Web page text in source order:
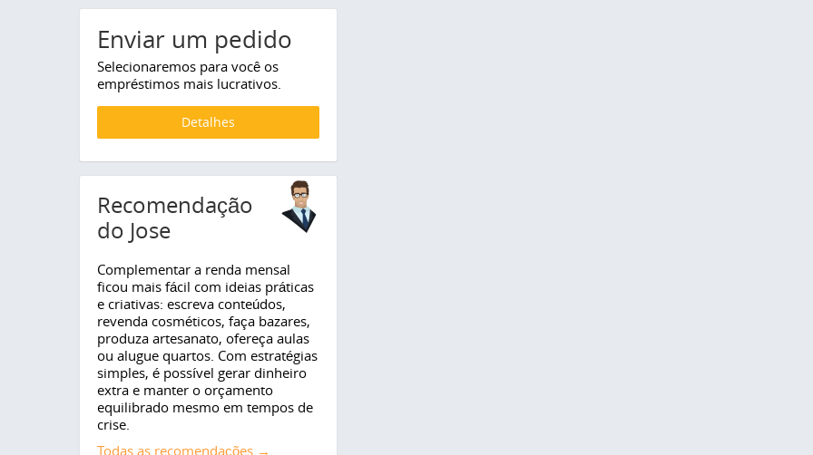
Enviar um pedido
Selecionaremos para você os
empréstimos mais lucrativos.
Detalhes
Recomendação
do Jose
Complementar a renda mensal
ficou mais fácil com ideias práticas
e criativas: escreva conteúdos,
revenda cosméticos, faça bazares,
produza artesanato, ofereça aulas
ou alugue quartos. Com estratégias
simples, é possível gerar dinheiro
extra e manter o orçamento
equilibrado mesmo em tempos de
crise.
Todas as recomendações →